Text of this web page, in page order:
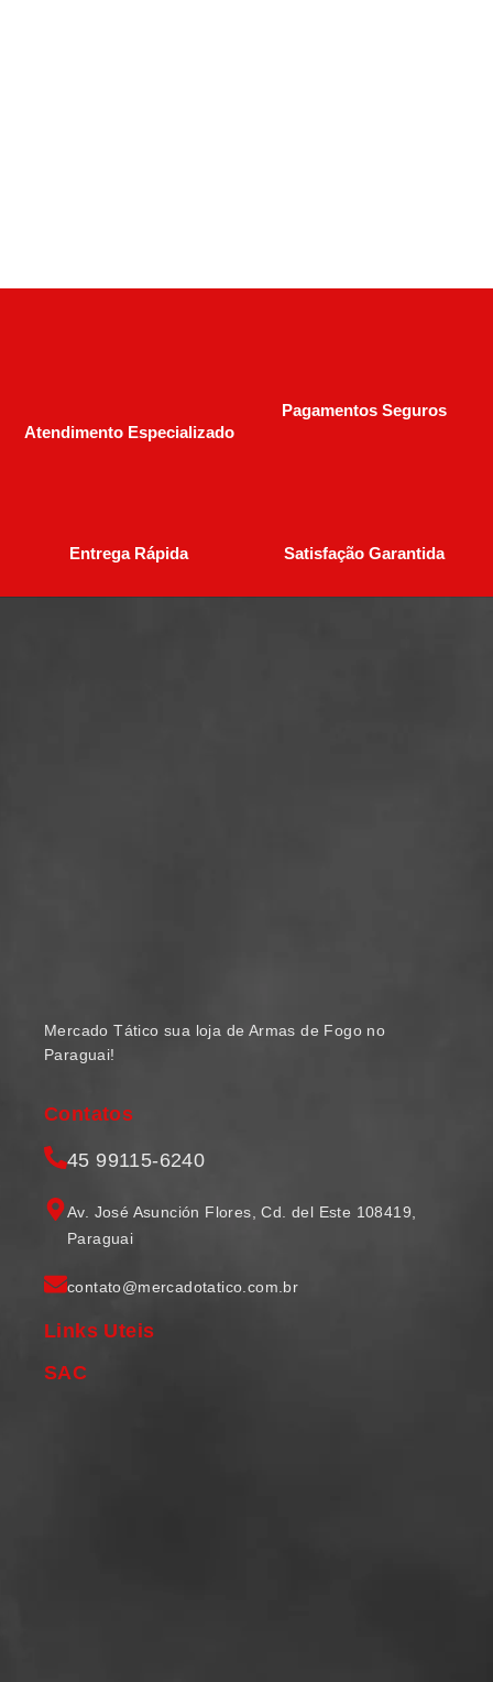
Atendimento Especializado
Pagamentos Seguros
Entrega Rápida Satisfação Garantida
Mercado Tático sua loja de Armas de Fogo no
Paraguai!
Contatos
45 99115-6240
Av. José Asunción Flores, Cd. del Este 108419,
Paraguai
contato@mercadotatico.com.br
Links Uteis
SAC